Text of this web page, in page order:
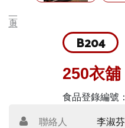
B204
250衣舖
食品登錄編號：
聯絡人 李淑芬